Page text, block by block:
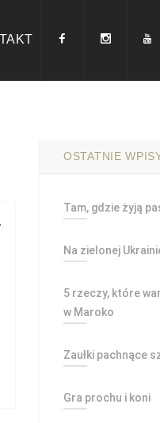
OSTATNIE
Tam, gdzie żyją
Na zielonej
5 rzeczy, które
w Maroko
Zaułki pachnące
Gra prochu i koni